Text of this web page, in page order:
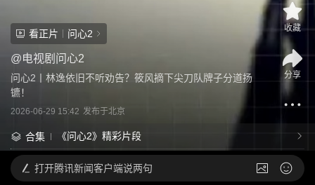
看正片 问心2
@电视剧问心2
问心2丨林逸依旧不听劝告？筱风摘下尖刀队牌子分道扬
镳！
2026-06-29 15:42 发布于北京
合集 《问心2》精彩片段
收藏
分享
打开腾讯新闻客户端说两句